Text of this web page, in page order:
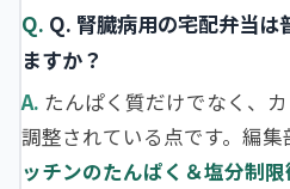
Q. 腎臓病用の宅配弁当は
ますか？
たんぱく質だけでなく、
調整されている点です。編集
ッチンのたんぱく＆塩分制